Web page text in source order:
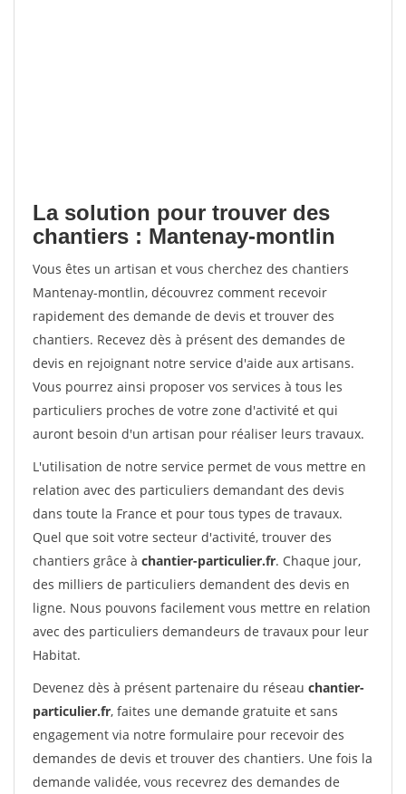
La solution pour trouver des
chantiers : Mantenay-montlin
Vous êtes un artisan et vous cherchez des chantiers
Mantenay-montlin, découvrez comment recevoir
rapidement des demande de devis et trouver des
chantiers. Recevez dès à présent des demandes de
devis en rejoignant notre service d'aide aux artisans.
Vous pourrez ainsi proposer vos services à tous les
particuliers proches de votre zone d'activité et qui
auront besoin d'un artisan pour réaliser leurs travaux.
L'utilisation de notre service permet de vous mettre en
relation avec des particuliers demandant des devis
dans toute la France et pour tous types de travaux.
Quel que soit votre secteur d'activité, trouver des
chantiers grâce à chantier-particulier.fr. Chaque jour,
des milliers de particuliers demandent des devis en
ligne. Nous pouvons facilement vous mettre en relation
avec des particuliers demandeurs de travaux pour leur
Habitat.
Devenez dès à présent partenaire du réseau chantier-
particulier.fr, faites une demande gratuite et sans
engagement via notre formulaire pour recevoir des
demandes de devis et trouver des chantiers. Une fois la
demande validée, vous recevrez des demandes de